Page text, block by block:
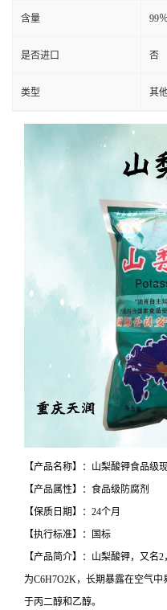
含量 99％
是否进口 否
类型 其
【产品名称】：山梨酸钾食品级
【产品属性】：食品级防腐剂
【保质日期】：24个月
【执行标准】：国标
【产品简介】：山梨酸钾，又名
为C6H7O2K，长期暴露在空气
于丙二醇和乙醇。